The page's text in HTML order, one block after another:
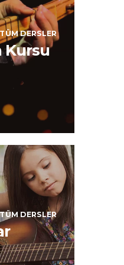
TÜM DERSLER
Kursu
TÜM DERSLER